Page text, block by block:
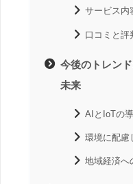
サービス内
口コミと評
今後のトレン
未来
AIとIoTの
環境に配慮
地域経済へ